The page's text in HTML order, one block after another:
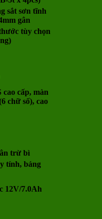
sắt sơn tĩnh
gân
tùy chọn
cấp, màn
chữ số), cao
trừ bì
tính, bảng
12V/7.0Ah